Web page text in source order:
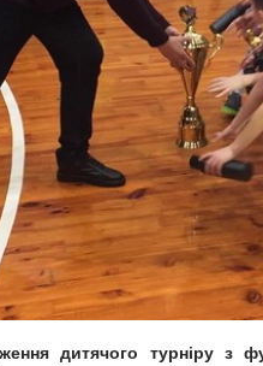
дитячого турніру з